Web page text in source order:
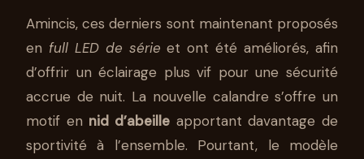
Amincis, ces derniers sont maintenant proposés
en full LED de série et ont été améliorés, afin
d’offrir un éclairage plus vif pour une sécurité
accrue de nuit. La nouvelle calandre s’offre un
motif en nid d’abeille apportant davantage de
sportivité à l’ensemble. Pourtant, le modèle